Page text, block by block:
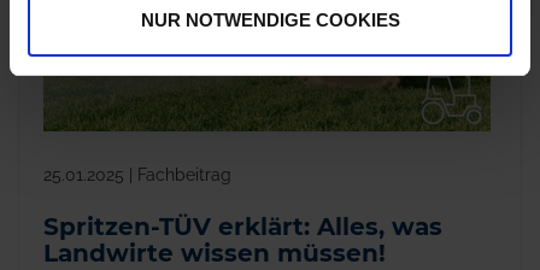
NUR NOTWENDIGE COOKIES
25.01.2025 | Fachbeitrag
Spritzen-TÜV erklärt: Alles, was
Landwirte wissen müssen!